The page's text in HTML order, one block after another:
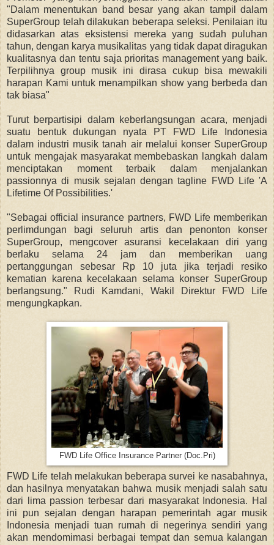
"Dalam menentukan band besar yang akan tampil dalam
SuperGroup telah dilakukan beberapa seleksi. Penilaian itu
didasarkan atas eksistensi mereka yang sudah puluhan
tahun, dengan karya musikalitas yang tidak dapat diragukan
kualitasnya dan tentu saja prioritas management yang baik.
Terpilihnya group musik ini dirasa cukup bisa mewakili
harapan Kami untuk menampilkan show yang berbeda dan
tak biasa"
Turut berpartisipi dalam keberlangsungan acara, menjadi
suatu bentuk dukungan nyata PT FWD Life Indonesia
dalam industri musik tanah air melalui konser SuperGroup
untuk mengajak masyarakat membebaskan langkah dalam
menciptakan moment terbaik dalam menjalankan
passionnya di musik sejalan dengan tagline FWD Life 'A
Lifetime Of Possibilities.'
"Sebagai official insurance partners, FWD Life memberikan
perlimdungan bagi seluruh artis dan penonton konser
SuperGroup, mengcover asuransi kecelakaan diri yang
berlaku selama 24 jam dan memberikan uang
pertanggungan sebesar Rp 10 juta jika terjadi resiko
kematian karena kecelakaan selama konser SuperGroup
berlangsung." Rudi Kamdani, Wakil Direktur FWD Life
mengungkapkan.
FWD Life Office Insurance Partner (Doc.Pri)
FWD Life telah melakukan beberapa survei ke nasabahnya,
dan hasilnya menyatakan bahwa musik menjadi salah satu
dari lima passion terbesar dari masyarakat Indonesia. Hal
ini pun sejalan dengan harapan pemerintah agar musik
Indonesia menjadi tuan rumah di negerinya sendiri yang
akan mendomimasi berbagai tempat dan semua kalangan